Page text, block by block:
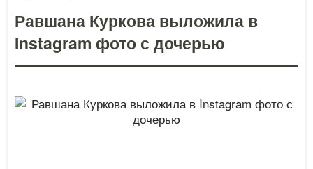
Равшана Куркова выложила в
Instagram фото с дочерью